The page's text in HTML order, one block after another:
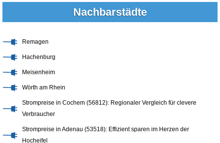
Nachbarstädte
Remagen
Hachenburg
Meisenheim
Wörth am Rhein
Strompreise in Cochem (56812): Regionaler Vergleich für clevere
Verbraucher
Strompreise in Adenau (53518): Effizient sparen im Herzen der
Hocheifel